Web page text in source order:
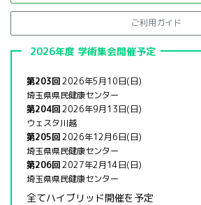
ご利用ガイド
2026年度 学術集会開催予定
第203回2026年5月10日(日)
埼玉県県民健康センター
第204回2026年9月13日(日)
ウェスタ川越
第205回2026年12月6日(日)
埼玉県県民健康センター
第206回2027年2月14日(日)
埼玉県県民健康センター
全てハイブリッド開催を予定